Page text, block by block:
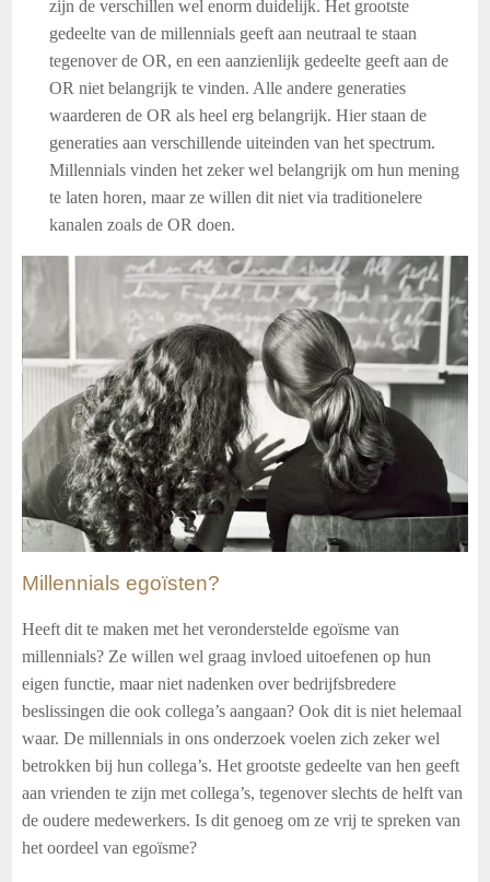
zijn de verschillen wel enorm duidelijk. Het grootste
gedeelte van de millennials geeft aan neutraal te staan
tegenover de OR, en een aanzienlijk gedeelte geeft aan de
OR niet belangrijk te vinden. Alle andere generaties
waarderen de OR als heel erg belangrijk. Hier staan de
generaties aan verschillende uiteinden van het spectrum.
Millennials vinden het zeker wel belangrijk om hun mening
te laten horen, maar ze willen dit niet via traditionelere
kanalen zoals de OR doen.
Millennials egoïsten?
Heeft dit te maken met het veronderstelde egoïsme van
millennials? Ze willen wel graag invloed uitoefenen op hun
eigen functie, maar niet nadenken over bedrijfsbredere
beslissingen die ook collega’s aangaan? Ook dit is niet helemaal
waar. De millennials in ons onderzoek voelen zich zeker wel
betrokken bij hun collega’s. Het grootste gedeelte van hen geeft
aan vrienden te zijn met collega’s, tegenover slechts de helft van
de oudere medewerkers. Is dit genoeg om ze vrij te spreken van
het oordeel van egoïsme?